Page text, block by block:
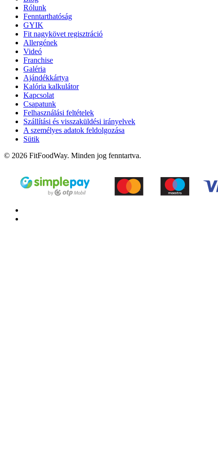
Rólunk
Fenntarthatóság
GYIK
Fit nagykövet regisztráció
Allergének
Videó
Franchise
Galéria
Ajándékkártya
Kalória kalkulátor
Kapcsolat
Csapatunk
Felhasználási feltételek
Szállítási és visszaküldési irányelvek
A személyes adatok feldolgozása
Sütik
© 2026 FitFoodWay. Minden jog fenntartva.